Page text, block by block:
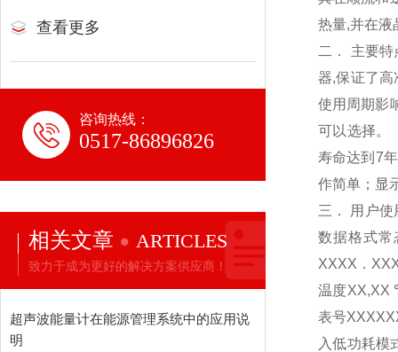
查看更多
咨询热线：
0517-86896826
相关文章 ARTICLES
致力于成为更好的解决方案供应商！
超声波能量计在能源管理系统中的应用说
明
热量,并在液
二． 主要
器,保证了高
使用周期影
可以选择。
寿命达到7
作简单；显
三． 用户
数据格式常
XXXX．
温度XX,XX
表号
入低功耗模